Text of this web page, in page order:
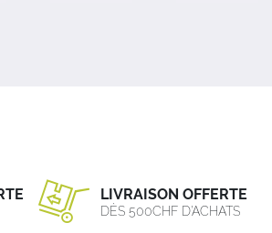
LIVRAISON OFFERTE
DÈS 500CHF D’ACHATS